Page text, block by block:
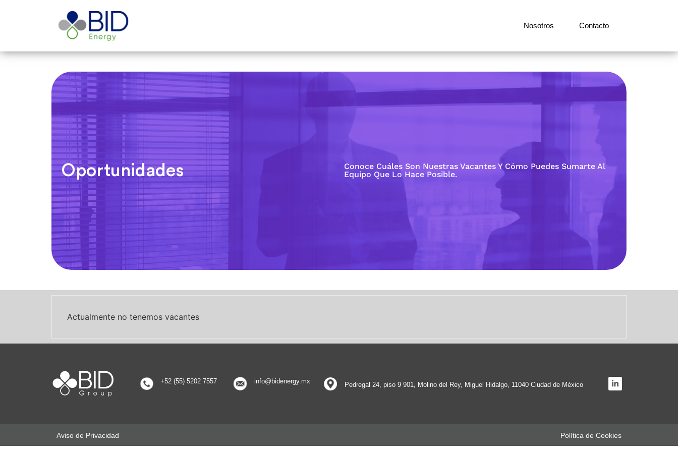
Nosotros Contacto
Oportunidades
Conoce Cuáles Son Nuestras Vacantes Y Cómo Puedes Sumarte Al
Equipo Que Lo Hace Posible.
Actualmente no tenemos vacantes
+52 (55) 5202 7557 info@bidenergy.mx Pedregal 24, piso 9 901, Molino del Rey, Miguel Hidalgo, 11040 Ciudad de México
Aviso de Privacidad Política de Cookies